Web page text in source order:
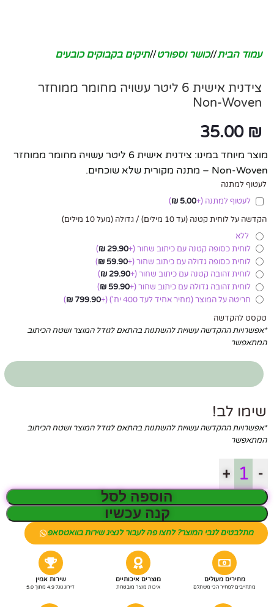
עמוד הבית/ כושר וספורט/ תיקים בקבוקים כובעים
צידנית אישית 6 ליטר עשויה מחומר ממוחזר
Non-Woven
35.00 ₪
מוצר מיוחד במינו: צידנית אישית 6 ליטר עשויה מחומר ממוחזר
Non-Woven – מתנה מקורית שלא שוכחים.
לעטוף למתנה
לעטוף למתנה (+
5.00
₪
)
הקדשה על לוחית קטנה (עד 10 מילים) / גדולה (מעל 10 מילים)
ללא
לוחית כסופה קטנה עם כיתוב שחור(+
29.90
₪
)
לוחית כסופה גדולה עם כיתוב שחור(+
59.90
₪
)
לוחית זהובה קטנה עם כיתוב שחור(+
29.90
₪
)
לוחית זהובה גדולה עם כיתוב שחור(+
59.90
₪
)
חריטה על המוצר (מחיר אחיד לעד 400 יח')
(+
799.90
₪
)
טקסט להקדשה
*אפשרויות ההקדשה עשויות להשתנות בהתאם לגודל המוצר ושטח הכיתוב
המתאפשר
שימו לב!
*אפשרויות ההקדשה עשויות להשתנות בהתאם לגודל המוצר ושטח הכיתוב
המתאפשר
-
+
הוספה לסל
קנה עכשיו
מתלבטים לגבי המוצר? לחצו פה לעבור לנציג שירות בוואטסאפ
מחירים מעולים
מתחייבים למחיר הכי משתלם
מוצרים איכותיים
איכות מוצר מובטחת
שירות אמין
דירוג גוגל 4.9 מתוך 5.0